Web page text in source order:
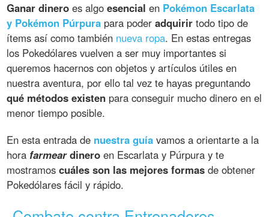
Ganar dinero es algoesencial en Pokémon Escarlata
y Pokémon Púrpura para poderadquirir todo tipo de
ítems así como también nueva ropa. En estas entregas
los Pokedólares vuelven a ser muy importantes si
queremos hacernos con objetos y artículos útiles en
nuestra aventura, por ello tal vez te hayas preguntando
qué métodos existen para conseguir mucho dinero en el
menor tiempo posible.
En esta entrada de nuestra guía vamos a orientarte a la
hora farmeardinero en Escarlata y Púrpura y te
mostramoscuáles son las mejores formas de obtener
Pokedólares fácil y rápido.